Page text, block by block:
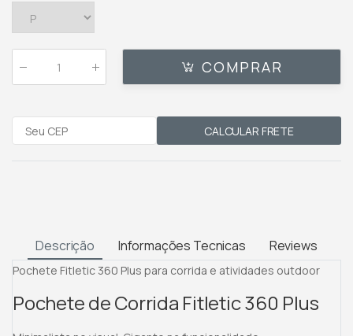
COMPRAR
CALCULAR FRETE
Descrição Informações Tecnicas Reviews
Pochete Fitletic 360 Plus para corrida e atividades outdoor
Pochete de Corrida Fitletic 360 Plus